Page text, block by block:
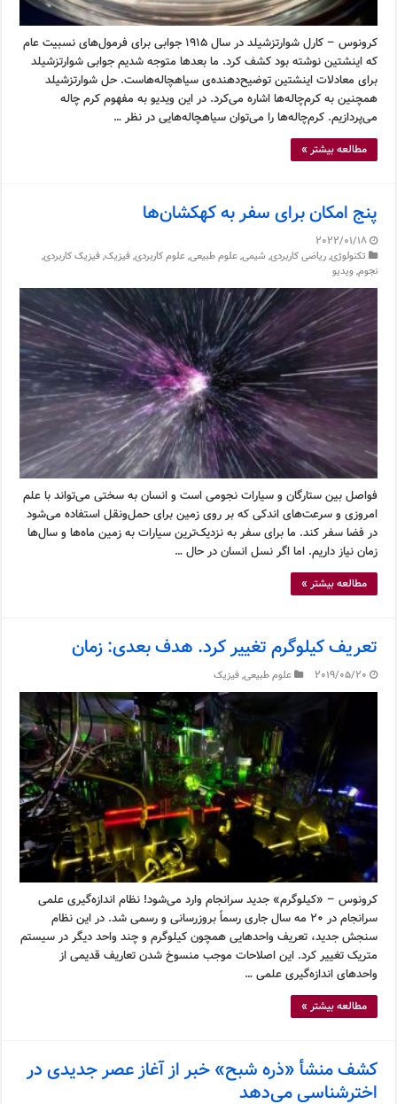
کرونوس – کارل شوارتزشیلد در سال ۱۹۱۵ جوابی برای فرمول‌های نسبیت عام
که اینشتین نوشته بود کشف کرد. ما بعدها متوجه شدیم جوابی شوارتزشیلد
برای معادلات اینشتین توضیح‌دهنده‌ی سیاهچاله‌هاست. حل شوارتزشیلد
همچنین به کرم‌چاله‌ها اشاره می‌کرد. در این ویدیو به مفهوم کرم چاله
می‌پردازیم. کرم‌چاله‌ها را می‌توان سیاهچاله‌هایی در نظر …
مطالعه بیشتر »
پنج امکان برای سفر به کهکشان‌ها
2022/01/18
تکنولوژی,ریاضی کاربردی, شیمی,علوم طبیعی,علوم کاربردی,فیزیک,فیزیک کاربردی,
نجوم,ویدیو
فواصل بین ستارگان و سیارات نجومی است و انسان به سختی می‌تواند با علم
امروزی و سرعت‌های اندکی که بر روی زمین برای حمل‌ونقل استفاده می‌شود
در فضا سفر کند. ما برای سفر به نزدیک‌ترین سیارات به زمین ماه‌ها و سال‌ها
زمان نیاز داریم. اما اگر نسل انسان در حال …
مطالعه بیشتر »
تعریف کیلوگرم تغییر کرد. هدف بعدی: زمان
2019/05/20 علوم طبیعی,فیزیک
کرونوس – «کیلوگرم» جدید سرانجام وارد می‌شود! نظام اندازه‌گیری علمی
سرانجام در ۲۰ مه سال جاری رسماً بروزرسانی و رسمی شد. در این نظام
سنجش جدید، تعریف واحدهایی همچون کیلوگرم و چند واحد دیگر در سیستم
متریک تغییر کرد. این اصلاحات موجب منسوخ شدن تعاریف قدیمی از
واحدهای اندازه‌گیری علمی …
مطالعه بیشتر »
کشف منشأ «ذره شبح» خبر از آغاز عصر جدیدی در
اخترشناسی می‌دهد